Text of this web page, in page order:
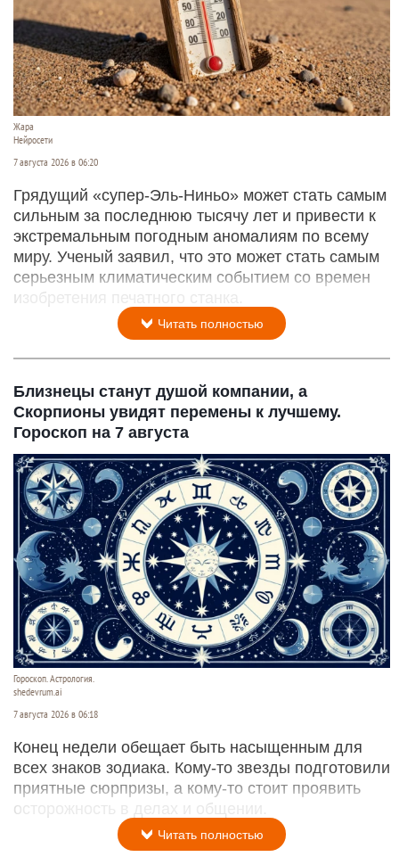
Жара
Нейросети
7 августа 2026 в 06:20
Грядущий «супер-Эль-Ниньо» может стать самым
сильным за последнюю тысячу лет и привести к
экстремальным погодным аномалиям по всему
миру. Ученый заявил, что это может стать самым
серьезным климатическим событием со времен
изобретения печатного станка.
Читать полностью
Близнецы станут душой компании, а
Скорпионы увидят перемены к лучшему.
Гороскоп на 7 августа
Гороскоп. Астрология.
shedevrum.ai
7 августа 2026 в 06:18
Конец недели обещает быть насыщенным для
всех знаков зодиака. Кому-то звезды подготовили
приятные сюрпризы, а кому-то стоит проявить
осторожность в делах и общении.
Читать полностью